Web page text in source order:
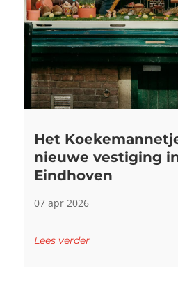
Het
nieuwe vestiging
Eindhoven
07 apr 2026
Lees verder